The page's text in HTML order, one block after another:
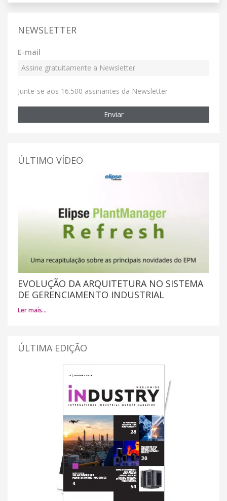
NEWSLETTER
E-mail
Junte-se aos 16.500 assinantes da Newsletter
Enviar
ÚLTIMO VÍDEO
EVOLUÇÃO DA ARQUITETURA NO SISTEMA
DE GERENCIAMENTO INDUSTRIAL
Ler mais…
ÚLTIMA EDIÇÃO